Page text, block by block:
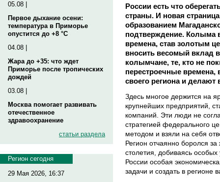
05.08 |
Первое дыхание осени:
температура в Приморье
опустится до +8 °C
04.08 |
Жара до +35: что ждет
Приморье после тропических
дождей
03.08 |
Москва помогает развивать
отечественное
здравоохранение
статьи раздела
Регион сегодня
29 Мая 2026, 16:37
России есть что
страны. И новая
образованием
подтверждение. Колыма
времена, став золотым
вносить весомый вклад
колымчане, те, кто не
перестроечные времена,
своего региона и
Здесь многое держится на
крупнейших предприятий,
компаний. Эти люди не
стратегией федерального
методом и взяли на себя
Регион отчаянно боролся
столетия, добиваясь
России особая
задачи и создать в регионе